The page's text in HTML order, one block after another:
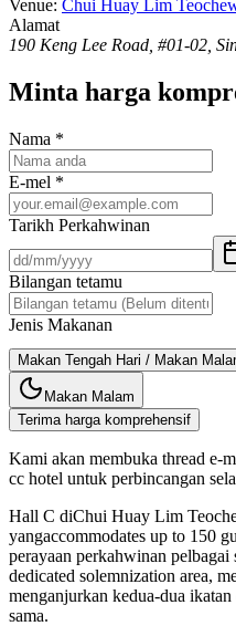
Venue: Chui Huay Lim
Alamat
190 Keng Lee Road, #01-02,
Minta harga
Nama *
E-mel *
Tarikh Perkahwinan
Bilangan tetamu
Jenis Makanan
Makan Tengah Hari / Makan
Makan Malam
Terima harga komprehensif
Kami akan membuka thread e-
cc hotel untuk perbincangan
Hall C diChui Huay Lim
yangaccommodates up to 150
perayaan perkahwinan
dedicated solemnization area,
menganjurkan kedua-dua
sama.